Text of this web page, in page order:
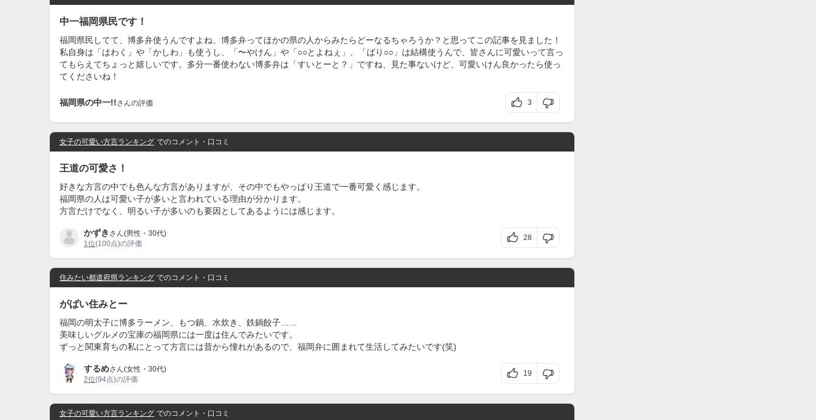
中一福岡県民です！
福岡県民してて、博多弁使うんですよね、博多弁ってほかの県の人からみたらどーなるちゃろうか？と思ってこの記事を見ました！
私自身は「はわく」や「かしわ」も使うし、「〜やけん」や「○○とよねぇ」、「ばり○○」は結構使うんで、皆さんに可愛いって言っ
てもらえてちょっと嬉しいです。多分一番使わない博多弁は「すいとーと？」ですね、見た事ないけど、可愛いけん良かったら使っ
てくださいね！
福岡県の中一!!さんの評価 3
女子の可愛い方言ランキング でのコメント・口コミ
王道の可愛さ！
好きな方言の中でも色んな方言がありますが、その中でもやっぱり王道で一番可愛く感じます。
福岡県の人は可愛い子が多いと言われている理由が分かります。
方言だけでなく、明るい子が多いのも要因としてあるようには感じます。
かずき さん(男性・30代)
1位(100点)の評価
28
住みたい都道府県ランキング でのコメント・口コミ
がばい住みとー
福岡の明太子に博多ラーメン、もつ鍋、水炊き、鉄鍋餃子……
美味しいグルメの宝庫の福岡県には一度は住んでみたいです。
ずっと関東育ちの私にとって方言には昔から憧れがあるので、福岡弁に囲まれて生活してみたいです(笑)
するめさん(女性・30代)
2位(94点)の評価
19
女子の可愛い方言ランキング でのコメント・口コミ